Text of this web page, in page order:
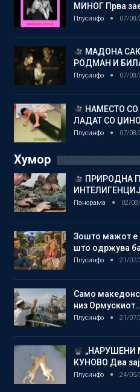
МИНОГ Прва
Плусинфо 07/08/
МАДОНА
РОДМАН И
Плусинфо 07/08/
НАМЕСТО СО
ЛАДАТ СО
Плусинфо 07/08/
Хумор
ПРИРОДНА
Панорама 02/
Зошто мажот е
што одржува
Плусинфо 21/07/
Само
низ Ормускиот…
Плусинфо 21/07/
„НАРУШЕНИ
КУНОВО Два
Плусинфо 24/05/